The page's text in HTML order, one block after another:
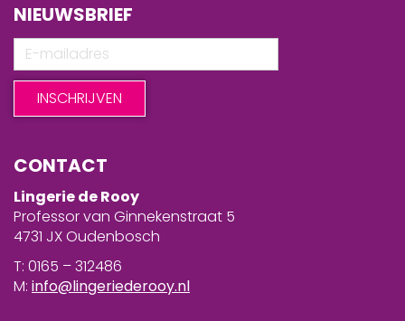
NIEUWSBRIEF
CONTACT
Lingerie de Rooy
Professor van Ginnekenstraat 5
4731 JX Oudenbosch
T: 0165 – 312486
M: info@lingeriederooy.nl